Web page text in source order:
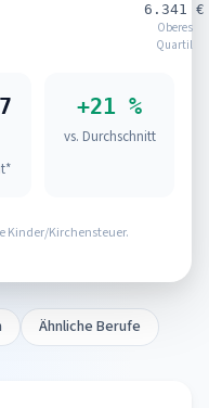
6.341 €
Oberes
Quartil
+21 %
vs. Durchschnitt
Kinder/Kirchensteuer.
Ähnliche Berufe